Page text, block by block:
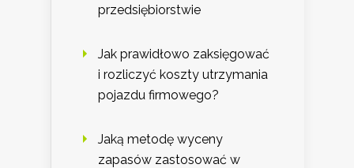
przedsiębiorstwie
Jak prawidłowo zaksięgować
i rozliczyć koszty utrzymania
pojazdu firmowego?
Jaką metodę wyceny
zapasów zastosować w